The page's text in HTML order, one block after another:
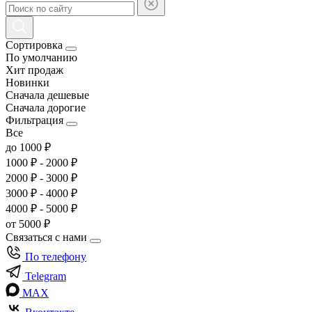
Сортировка
По умолчанию
Хит продаж
Новинки
Сначала дешевые
Сначала дорогие
Фильтрация
Все
до 1000 ₽
1000 ₽ - 2000 ₽
2000 ₽ - 3000 ₽
3000 ₽ - 4000 ₽
4000 ₽ - 5000 ₽
от 5000 ₽
Связаться с нами
По телефону
Telegram
MAX